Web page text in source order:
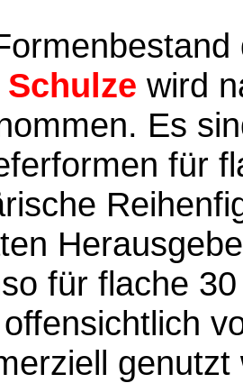
Schulze wird
Es
für
für flache
genutzt